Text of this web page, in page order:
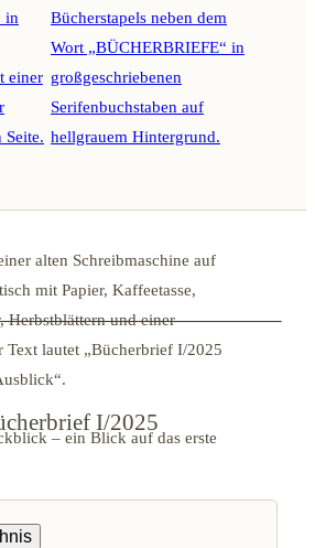
I/2025
– ein Blick auf das erste